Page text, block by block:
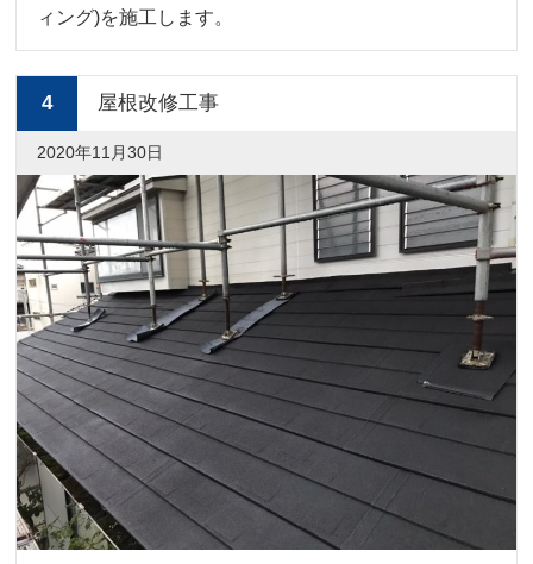
ィング)を施工します。
4 屋根改修工事
2020年11月30日